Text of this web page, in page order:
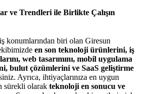
ve Trendleri ile Birlikte Çalışın
konumlarından biri olan Giresun
en son teknoloji ürünlerini, iş
web tasarımını, mobil uygulama
bulut çözümlerini ve SaaS geliştirme
Ayrıca, ihtiyaçlarınıza en uygun
sürekli olarak teknoloji en sonucu ve